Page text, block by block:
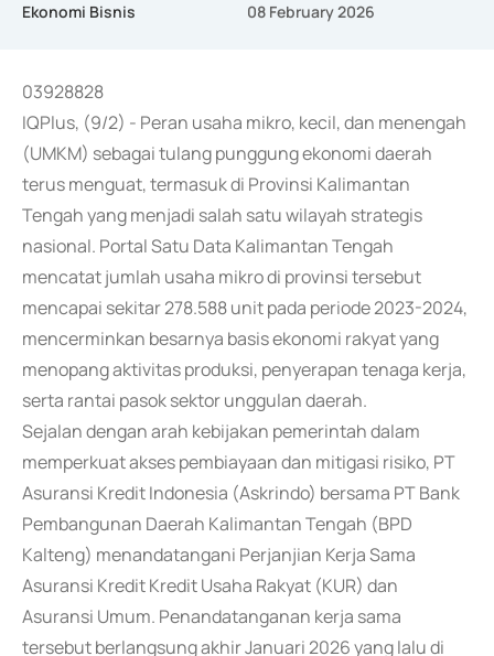
Ekonomi Bisnis 08 February 2026
03928828
IQPlus, (9/2) - Peran usaha mikro, kecil, dan menengah
(UMKM) sebagai tulang punggung ekonomi daerah
terus menguat, termasuk di Provinsi Kalimantan
Tengah yang menjadi salah satu wilayah strategis
nasional. Portal Satu Data Kalimantan Tengah
mencatat jumlah usaha mikro di provinsi tersebut
mencapai sekitar 278.588 unit pada periode 2023-2024,
mencerminkan besarnya basis ekonomi rakyat yang
menopang aktivitas produksi, penyerapan tenaga kerja,
serta rantai pasok sektor unggulan daerah.
Sejalan dengan arah kebijakan pemerintah dalam
memperkuat akses pembiayaan dan mitigasi risiko, PT
Asuransi Kredit Indonesia (Askrindo) bersama PT Bank
Pembangunan Daerah Kalimantan Tengah (BPD
Kalteng) menandatangani Perjanjian Kerja Sama
Asuransi Kredit Kredit Usaha Rakyat (KUR) dan
Asuransi Umum. Penandatanganan kerja sama
tersebut berlangsung akhir Januari 2026 yang lalu di